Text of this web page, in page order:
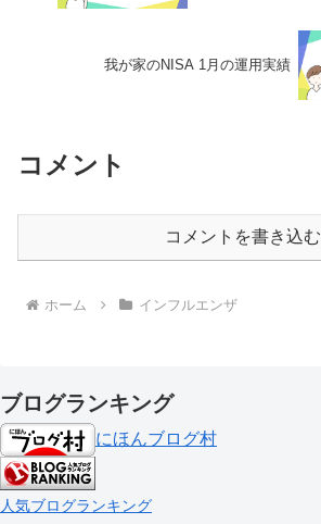
我が家のNISA 1月の運用実績
コメント
コメントを書き込む
ホーム インフルエンザ
ブログランキング
にほんブログ村
人気ブログランキング